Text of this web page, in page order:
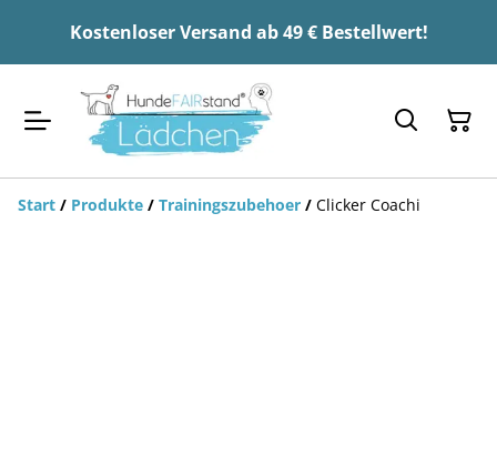
Kostenloser Versand ab 49 € Bestellwert!
Start / Produkte / Trainingszubehoer / Clicker Coachi